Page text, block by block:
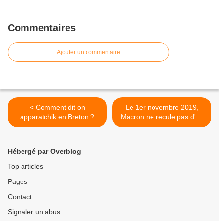
Commentaires
Ajouter un commentaire
< Comment dit on
apparatchik en Breton ?
Le 1er novembre 2019,
Macron ne recule pas d'un
poil sa politique de
Hébergé par Overblog
Top articles
Pages
Contact
Signaler un abus